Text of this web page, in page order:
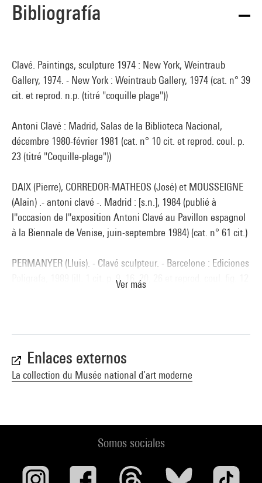
Bibliografía
Clavé. Paintings, sculpture 1974 : New York, Weintraub
Gallery, 1974. - New York : Weintraub Gallery, 1974 (cat. n° 39
cit. et reprod. n.p. (titré "coquille plage"))
Antoni Clavé : Madrid, Salas de la Biblioteca Nacional,
décembre 1980-février 1981 (cat. n° 10 cit. et reprod. coul. p.
23 (titré "Coquille-plage"))
DAIX (Pierre), CORREDOR-MATHEOS (José) et MOUSSEIGNE
(Alain) .- antoni clavé -. Madrid : [s.n.], 1984 (publié à
l''occasion de l''exposition Antoni Clavé au Pavillon espagnol
à la Biennale de Venise, juin-septembre 1984) (cat. n° 61 cit.)
PERMANYER (Lluis). - Clavé sculpteur. - Barcelone : Ediciones
Poligrafa, 1989 (ill. 1 cit. p. 9, 16, 20, 26 et reprod. coul. fig. 12
Neuchâtel : Ides [et] Calendes, 2001 (cit. p. 5 et reprod. coul.
p. 4)
Clavé sur le front de l''art : Perpignan, Musée d''art
Perpignan / Musée d''art Hyacinthe-Rigaud, 2018 (fig. 10 cit.
Ver más
Enlaces externos
La collection du Musée national d’art moderne
Somos sociales